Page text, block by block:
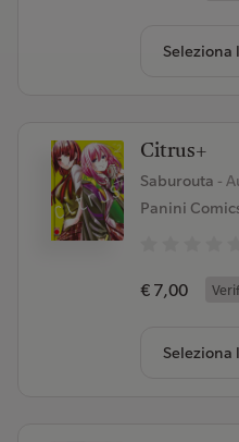
Seleziona
Citrus+
Saburouta -
Panini
€ 7,00
Seleziona